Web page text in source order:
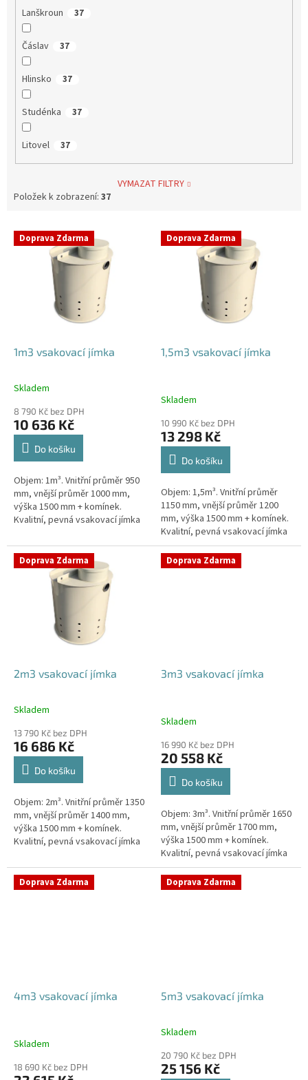
Lanškroun 37
Čáslav 37
Hlinsko 37
Studénka 37
Litovel 37
VYMAZAT FILTRY
Položek k zobrazení: 37
V Doprava Zdarma
1m3 vsakovací jímka
Průměrné
produktu
je
4,4
hvězdiček.
Skladem
8 790 Kč bez DPH
10 636 Kč
Do košíku
Objem: 1m³. Vnitřní průměr 950
mm, vnější průměr 1000 mm,
výška 1500 mm + komínek.
Kvalitní, pevná vsakovací jímka
obetonování Průměr přítoku a
odtoku +...
Doprava Zdarma
1,5m3 vsakovací jímka
Skladem
10 990 Kč bez DPH
13 298 Kč
Do košíku
Objem: 1,5m³. Vnitřní průměr
1150 mm, vnější průměr 1200
mm, výška 1500 mm + komínek.
Kvalitní, pevná vsakovací jímka
(nádrž) bez potřeby
obetonování Průměr přítoku a
odtoku +...
Doprava Zdarma
2m3 vsakovací jímka
Průměrné
produktu
je
4,8
hvězdiček.
Skladem
13 790 Kč bez DPH
16 686 Kč
Do košíku
Objem: 2m³. Vnitřní průměr 1350
mm, vnější průměr 1400 mm,
výška 1500 mm + komínek.
Kvalitní, pevná vsakovací jímka
obetonování Průměr přítoku a
odtoku +...
Doprava Zdarma
3m3 vsakovací jímka
Skladem
16 990 Kč bez DPH
20 558 Kč
Do košíku
Objem: 3m³. Vnitřní průměr 1650
mm, vnější průměr 1700 mm,
výška 1500 mm + komínek.
Kvalitní, pevná vsakovací jímka
(nádrž) bez potřeby
obetonování Průměr přítoku a
odtoku +...
Doprava Zdarma
4m3 vsakovací jímka
Skladem
18 690 Kč bez DPH
Doprava Zdarma
5m3 vsakovací jímka
Průměrné
produktu
je
Skladem
20 790 Kč bez DPH
25 156 Kč